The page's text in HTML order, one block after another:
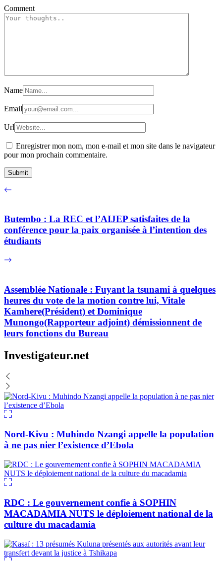
Comment
Name
Email
Url
Enregistrer mon nom, mon e-mail et mon site dans le navigateur
pour mon prochain commentaire.
Butembo : La REC et l’AIJEP satisfaites de la
conférence pour la paix organisée à l’intention des
étudiants
Assemblée Nationale : Fuyant la tsunami à quelques
heures du vote de la motion contre lui, Vitale
Kamhere(Président) et Dominique
Munongo(Rapporteur adjoint) démissionnent de
leurs fonctions du Bureau
Investigateur.net
Nord-Kivu : Muhindo Nzangi appelle la population
à ne pas nier l’existence d’Ebola
RDC : Le gouvernement confie à SOPHIN
MACADAMIA NUTS le déploiement national de la
culture du macadamia